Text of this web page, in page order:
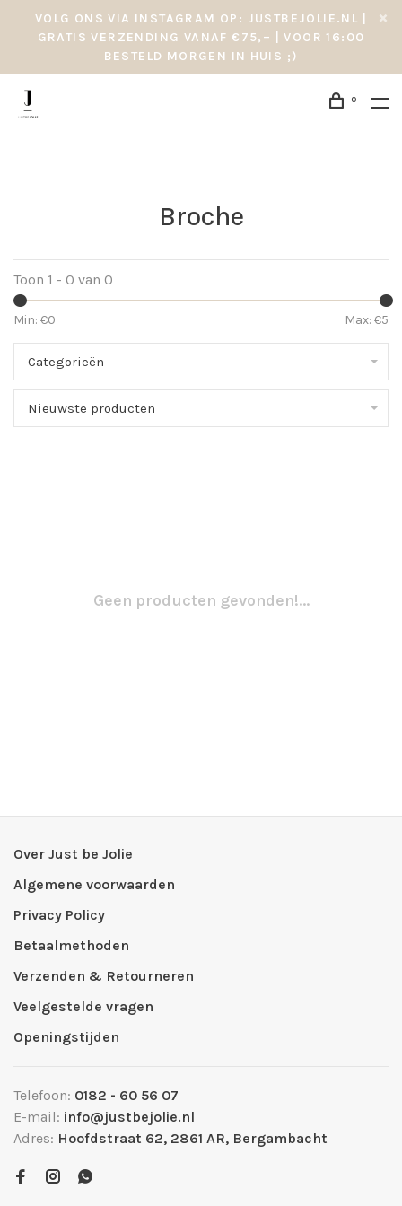
VOLG ONS VIA INSTAGRAM OP: JUSTBEJOLIE.NL |
GRATIS VERZENDING VANAF €75,– | VOOR 16:00
BESTELD MORGEN IN HUIS ;)
0
Broche
Toon 1 - 0 van 0
Min: €0 Max: €5
Categorieën
Nieuwste producten
Geen producten gevonden!...
Over Just be Jolie
Algemene voorwaarden
Privacy Policy
Betaalmethoden
Verzenden & Retourneren
Veelgestelde vragen
Openingstijden
Telefoon: 0182 - 60 56 07
E-mail: info@justbejolie.nl
Adres: Hoofdstraat 62, 2861 AR, Bergambacht